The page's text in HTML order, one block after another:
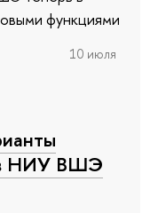
функциями
10 июля
НИУ ВШЭ